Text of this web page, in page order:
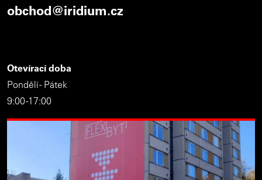
obchod@iridium.cz
Otevírací doba
Pondělí - Pátek
9:00 -17:00